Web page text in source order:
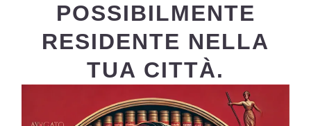
POSSIBILMENTE
RESIDENTE NELLA
TUA CITTÀ.